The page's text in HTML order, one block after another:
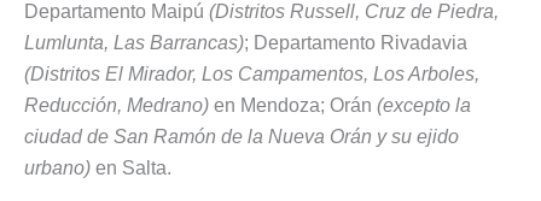
Departamento Maipú (Distritos Russell, Cruz de Piedra,
Lumlunta, Las Barrancas); Departamento Rivadavia
(Distritos El Mirador, Los Campamentos, Los Arboles,
Reducción, Medrano) en Mendoza; Orán (excepto la
ciudad de San Ramón de la Nueva Orán y su ejido
urbano) en Salta.